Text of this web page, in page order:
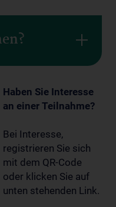
Haben Sie Interesse
an einer Teilnahme?
Bei Interesse,
registrieren Sie sich
mit dem QR-Code
oder klicken Sie auf
unten stehenden Link.